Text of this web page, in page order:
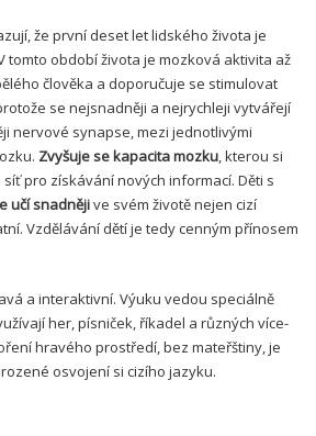
že první deset let lidského života je
tomto období života je mozková aktivita až
člověka a doporučuje se stimulovat
se nejsnadněji a nejrychleji vytvářejí
nervové synapse, mezi jednotlivými
Zvyšuje se kapacita mozku , kterou si
pro získávání nových informací. Děti s
učí snadnějive svém životě nejen cizí
Vzdělávání dětí je tedy cenným přínosem
a interaktivní. Výuku vedou speciálně
her, písniček, říkadel a různých více-
hravého prostředí, bez mateřštiny, je
osvojení si cizího jazyku.